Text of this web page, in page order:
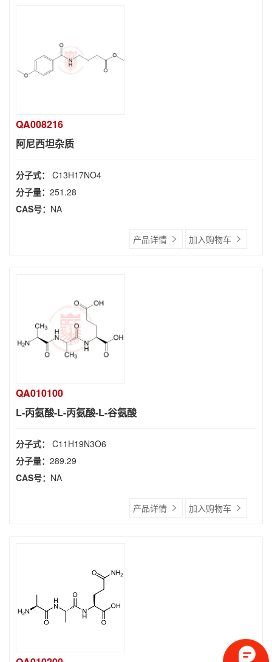
QA008216
阿尼西坦杂质
分子式： C13H17NO4
分子量： 251.28
CAS号： NA
产品详情 加入购物车
QA010100
L-丙氨酸-L-丙氨酸-L-谷氨酸
分子式： C11H19N3O6
分子量： 289.29
CAS号： NA
产品详情 加入购物车